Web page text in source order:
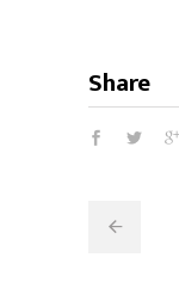
Share